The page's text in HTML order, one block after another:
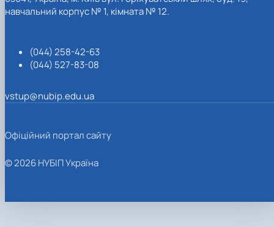
навчальний корпус № 1, кімната № 12.
(044) 258-42-63
(044) 527-83-08
vstup@nubip.edu.ua
Офіційний портал сайту
© 2026 НУБІП Україна